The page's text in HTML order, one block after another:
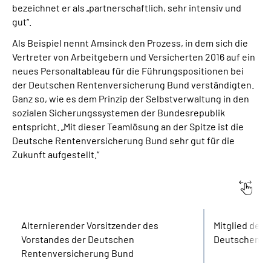
bezeichnet er als „partnerschaftlich, sehr intensiv und
gut“.
Als Beispiel nennt Amsinck den Prozess, in dem sich die
Vertreter von Arbeitgebern und Versicherten 2016 auf ein
neues Personaltableau für die Führungspositionen bei
der Deutschen Rentenversicherung Bund verständigten.
Ganz so, wie es dem Prinzip der Selbstverwaltung in den
sozialen Sicherungssystemen der Bundesrepublik
entspricht. „Mit dieser Teamlösung an der Spitze ist die
Deutsche Rentenversicherung Bund sehr gut für die
Zukunft aufgestellt.“
Ämter im
Alternierender Vorsitzender des
Vorstandes der Deutschen
Rentenversicherung Bund
Mitglied des
Deutschen